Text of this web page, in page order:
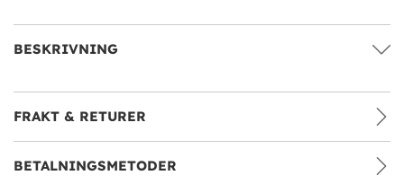
BESKRIVNING
FRAKT & RETURER
BETALNINGSMETODER